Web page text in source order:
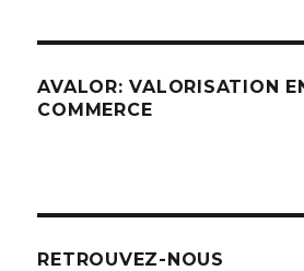
AVALOR: VALORISATION
COMMERCE
RETROUVEZ-NOUS